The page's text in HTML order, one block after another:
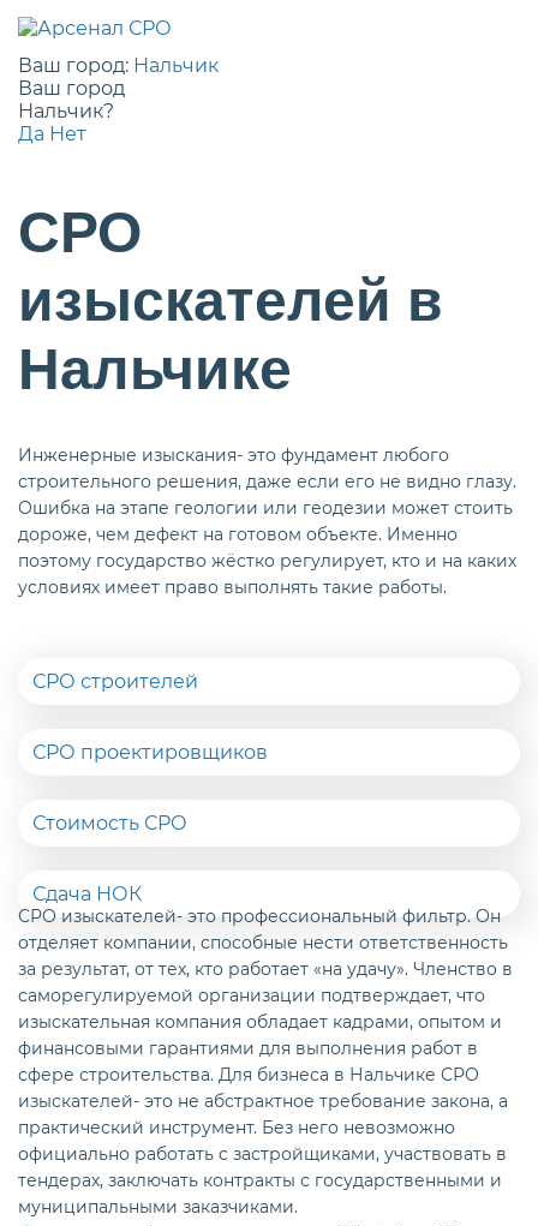
Ваш город: Нальчик
Ваш город
Нальчик?
Да Нет
СРО
изыскателей в
Нальчике
Инженерные изыскания- это фундамент любого
строительного решения, даже если его не видно глазу.
Ошибка на этапе геологии или геодезии может стоить
дороже, чем дефект на готовом объекте. Именно
поэтому государство жёстко регулирует, кто и на каких
условиях имеет право выполнять такие работы.
СРО строителей
СРО проектировщиков
Стоимость СРО
Сдача НОК
СРО изыскателей- это профессиональный фильтр. Он
отделяет компании, способные нести ответственность
за результат, от тех, кто работает «на удачу». Членство в
саморегулируемой организации подтверждает, что
изыскательная компания обладает кадрами, опытом и
финансовыми гарантиями для выполнения работ в
сфере строительства. Для бизнеса в Нальчике СРО
изыскателей- это не абстрактное требование закона, а
практический инструмент. Без него невозможно
официально работать с застройщиками, участвовать в
тендерах, заключать контракты с государственными и
муниципальными заказчиками.